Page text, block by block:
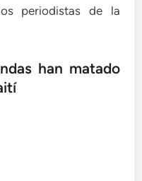
periodistas de la
han matado